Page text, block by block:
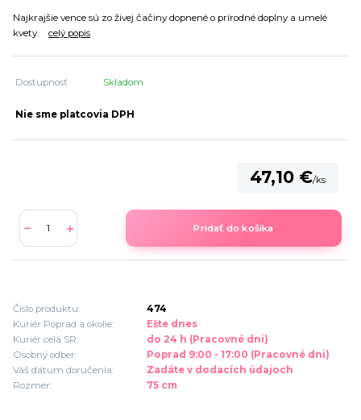
Najkrajšie vence sú zo živej čačiny dopnené o prírodné doplny a umelé
kvety. celý popis
Dostupnosť Skladom
Nie sme platcovia DPH
47,10 €/ks
Pridať do košíka
Číslo produktu:
474
Kuriér Poprad a okolie:
Ešte dnes
Kuriér celá SR:
do 24 h (Pracovné dni)
Osobný odber:
Poprad 9:00 - 17:00 (Pracovné dni)
Váš dátum doručenia:
Zadáte v dodacích údajoch
Rozmer:
75 cm